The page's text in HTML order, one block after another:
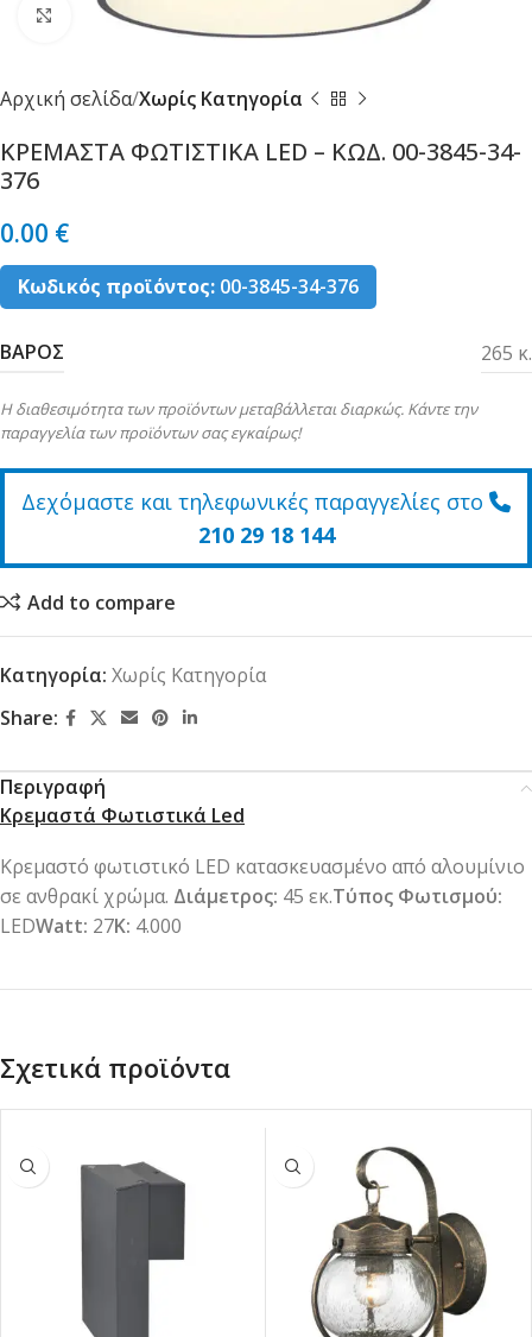
Κλικ για μεγέθυνση
Αρχική σελίδα Χωρίς Κατηγορία
ΚΡΕΜΑΣΤΑ ΦΩΤΙΣΤΙΚΑ LED – ΚΩΔ. 00-3845-34-
376
0.00 €
Κωδικός προϊόντος: 00-3845-34-376
ΒΑΡΟΣ 265 κ.
Η διαθεσιμότητα των προϊόντων μεταβάλλεται διαρκώς. Κάντε την
παραγγελία των προϊόντων σας εγκαίρως!
Δεχόμαστε και τηλεφωνικές παραγγελίες στο
210 29 18 144
Add to compare
Κατηγορία: Χωρίς Κατηγορία
Share:
Περιγραφή
Κρεμαστά Φωτιστικά Led
Κρεμαστό φωτιστικό LED κατασκευασμένο από αλουμίνιο
σε ανθρακί χρώμα. Διάμετρος: 45 εκ.Τύπος Φωτισμού:
LEDWatt: 27Κ: 4.000
Σχετικά προϊόντα